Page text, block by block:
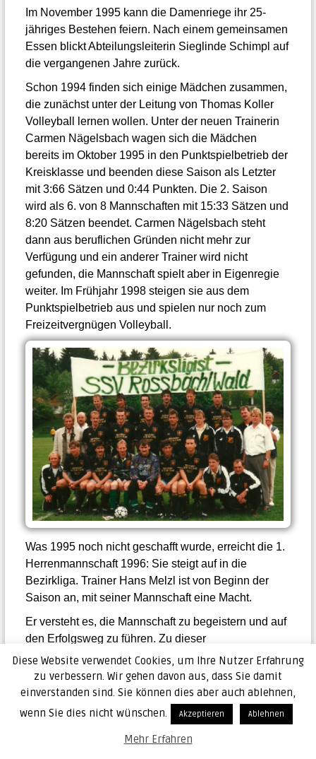
Im November 1995 kann die Damenriege ihr 25-
jähriges Bestehen feiern. Nach einem gemeinsamen
Essen blickt Abteilungsleiterin Sieglinde Schimpl auf
die vergangenen Jahre zurück.
Schon 1994 finden sich einige Mädchen zusammen,
die zunächst unter der Leitung von Thomas Koller
Volleyball lernen wollen. Unter der neuen Trainerin
Carmen Nägelsbach wagen sich die Mädchen
bereits im Oktober 1995 in den Punktspielbetrieb der
Kreisklasse und beenden diese Saison als Letzter
mit 3:66 Sätzen und 0:44 Punkten. Die 2. Saison
wird als 6. von 8 Mannschaften mit 15:33 Sätzen und
8:20 Sätzen beendet. Carmen Nägelsbach steht
dann aus beruflichen Gründen nicht mehr zur
Verfügung und ein anderer Trainer wird nicht
gefunden, die Mannschaft spielt aber in Eigenregie
weiter. Im Frühjahr 1998 steigen sie aus dem
Punktspielbetrieb aus und spielen nur noch zum
Freizeitvergnügen Volleyball.
Was 1995 noch nicht geschafft wurde, erreicht die 1.
Herrenmannschaft 1996: Sie steigt auf in die
Bezirkliga. Trainer Hans Melzl ist von Beginn der
Saison an, mit seiner Mannschaft eine Macht.
Er versteht es, die Mannschaft zu begeistern und auf
den Erfolgsweg zu führen. Zu dieser
erfolgshungrigen Mannschaft passen natürlich die
Rahmenbedingungen, mit den begeisterten
Zuschauern und dem Fanclub. Schon drei Spieltage
vor Schluss steht der SSV als Meister fest. Die
Saison wird beendet mit 63 Punkten und 68:31
Toren. Die eigentliche Meisterfeier findet beim Piendl
Diese Website verwendet Cookies, um Ihre Nutzer Erfahrung
zu verbessern. Wir gehen davon aus, dass Sie damit
einverstanden sind. Sie können dies aber auch ablehnen,
wenn Sie dies nicht wünschen.
Akzeptieren Ablehnen
Mehr Erfahren